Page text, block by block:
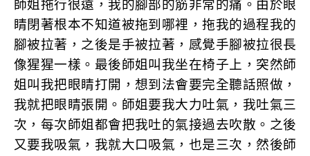
師姐拖行很遠，我的腳部的筋非常的痛。由於眼
睛閉著根本不知道被拖到哪裡，拖我的過程我的
腳被拉著，之後是手被拉著，感覺手腳被拉很長
像猩猩一樣。最後師姐叫我坐在椅子上，突然師
姐叫我把眼睛打開，想到法會要完全聽話照做，
我就把眼睛張開。師姐要我大力吐氣，我吐氣三
次，每次師姐都會把我吐的氣接過去吹散。之後
又要我吸氣，我就大口吸氣，也是三次，然後師